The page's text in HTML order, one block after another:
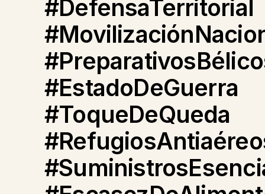
#DefensaTerritorial
#EstadoDeGuerra
#ToqueDeQueda